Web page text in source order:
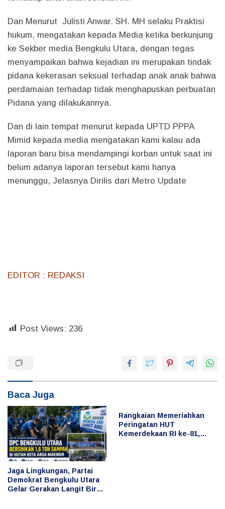
Dan Menurut Julisti Anwar. SH. MH selaku Praktisi
hukum, mengatakan kepada Media ketika berkunjung
ke Sekber media Bengkulu Utara, dengan tegas
menyampaikan bahwa kejadian ini merupakan tindak
pidana kekerasan seksual terhadap anak anak bahwa
perdamaian terhadap tidak menghapuskan perbuatan
Pidana yang dilakukannya.
Dan di lain tempat menurut kepada UPTD PPPA
Mimid kepada media mengatakan kami kalau ada
laporan baru bisa mendampingi korban untuk saat ini
belum adanya laporan tersebut kami hanya
menunggu, Jelasnya Dirilis dari Metro Update
EDITOR : REDAKSI
Post Views: 236
Baca Juga
Jaga Lingkungan, Partai
Demokrat Bengkulu Utara
Gelar Gerakan Langit Biru
Rangkaian Memeriahkan
Peringatan HUT
Kemerdekaan RI ke-81,